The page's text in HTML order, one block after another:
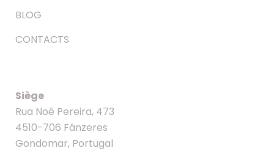
BLOG
CONTACTS
Siège
Rua Noé Pereira, 473
4510-706 Fânzeres
Gondomar, Portugal